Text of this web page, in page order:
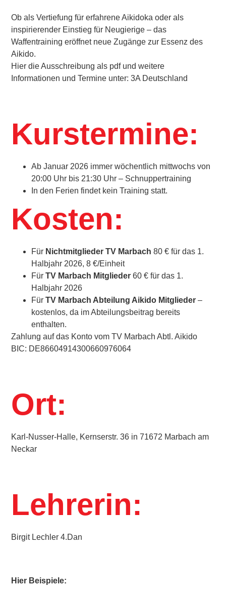
Ob als Vertiefung für erfahrene Aikidoka oder als
inspirierender Einstieg für Neugierige – das
Waffentraining eröffnet neue Zugänge zur Essenz des
Aikido.
Hier dieAusschreibung als pdf und weitere
Informationen und Termine unter:3A Deutschland
Kurstermine:
Ab Januar 2026 immer wöchentlich mittwochs von
20:00 Uhr bis 21:30 Uhr – Schnuppertraining
In den Ferien findet kein Training statt.
Kosten:
Für Nichtmitglieder TV Marbach 80 € für das 1.
Halbjahr 2026, 8 €/Einheit
FürTV Marbach Mitglieder 60 € für das 1.
Halbjahr 2026
FürTV Marbach Abteilung Aikido Mitglieder –
kostenlos, da im Abteilungsbeitrag bereits
enthalten.
Zahlung auf das Konto vom TV Marbach Abtl. Aikido
BIC: DE86604914300660976064
Ort:
Karl-Nusser-Halle, Kernserstr. 36 in 71672 Marbach am
Neckar
Lehrerin:
Birgit Lechler 4.Dan
Hier Beispiele: